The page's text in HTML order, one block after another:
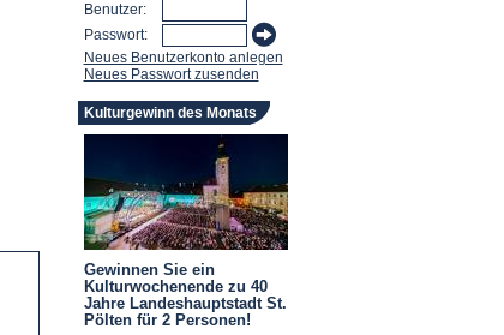
Benutzer:
Passwort:
Neues Benutzerkonto anlegen
Neues Passwort zusenden
Kulturgewinn des Monats
Gewinnen Sie ein
Kulturwochenende zu 40
Jahre Landeshauptstadt St.
Pölten für 2 Personen!